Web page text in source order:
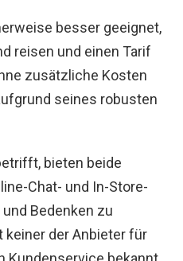
besser geeignet,
reisen und einen Tarif
zusätzliche Kosten
seines robusten
bieten beide
Chat- und In-Store-
und Bedenken zu
keiner der Anbieter für